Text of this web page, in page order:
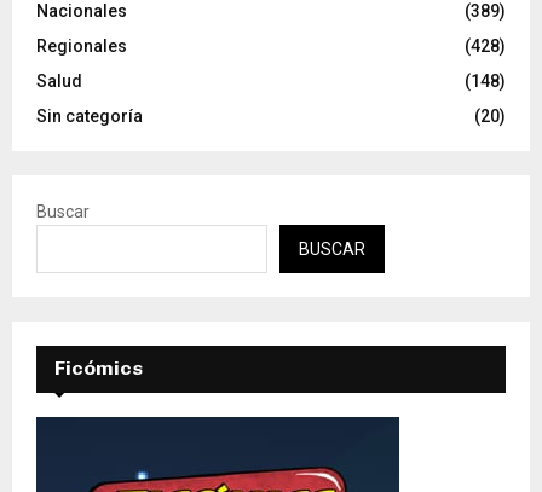
Nacionales
(389)
Regionales
(428)
Salud
(148)
Sin categoría
(20)
Buscar
BUSCAR
Ficómics